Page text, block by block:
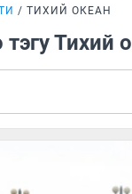
ТИХИЙ ОКЕАН
Тихий